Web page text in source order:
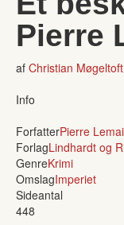
Pierre
af Christian Møgeltoft
Info
ForfatterPierre
ForlagLindhardt og
GenreKrimi
OmslagImperiet
Sideantal
448